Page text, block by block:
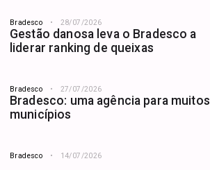
Bradesco 28/07/2026
Gestão danosa leva o Bradesco a
liderar ranking de queixas
Bradesco 27/07/2026
Bradesco: uma agência para muitos
municípios
Bradesco 14/07/2026